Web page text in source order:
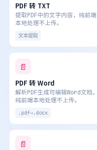
PDF 转 TXT
提取PDF中的文字内容，纯前端
本地处理不上传。
文本提取
📄
PDF 转 Word
解析PDF生成可编辑Word文档，
纯前端本地处理不上传。
.pdf→.docx
📄